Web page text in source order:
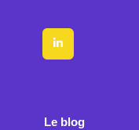
Le blog